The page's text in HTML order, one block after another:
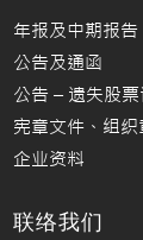
年报及中期报告
公告及通函
公告 – 遗失股
宪章文件、组
企业资料
联络我们